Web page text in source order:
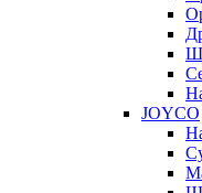
JOYCO